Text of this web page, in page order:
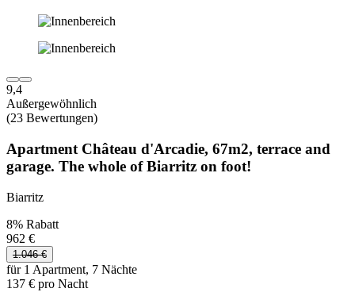
9,4
Außergewöhnlich
(23 Bewertungen)
Apartment Château d'Arcadie, 67m2, terrace and
garage. The whole of Biarritz on foot!
Biarritz
8% Rabatt
962 €
1.046 €
für 1 Apartment, 7 Nächte
137 € pro Nacht